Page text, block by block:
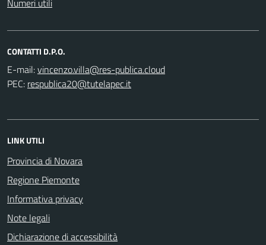
CONTATTI D.P.O.
E-mail:
PEC:
LINK UTILI
Provincia di Novara
Regione Piemonte
Informativa privacy
Note legali
Dichiarazione di accessibilità